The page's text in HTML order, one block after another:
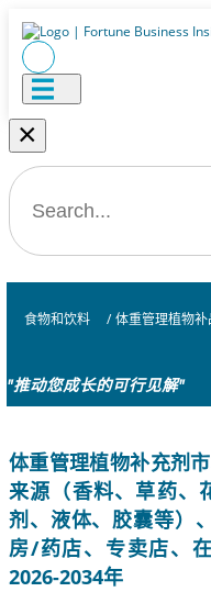
×
食物和饮料 / 体重管理植物
"推动您成长的可行见解"
体重管理植物补充剂
来源（香料、草药、
剂、液体、胶囊等）
房/药店、专卖店、
2026-2034年